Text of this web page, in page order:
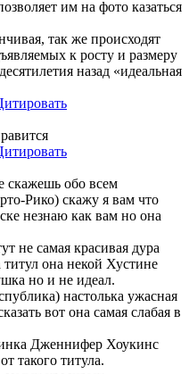
им на фото казаться
так же происходят
к росту и размеру
назад «идеальная
скажешь обо всем
Рико) скажу я вам что
незнаю как вам но она
не самая красивая дура
титул она некой Хустине
но и не идеал.
настолька ужасная
вот она самая слабая в
Дженнифер Хоукинс
такого титула.